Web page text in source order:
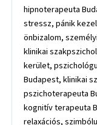
hipnoterapeuta
stressz, pánik
önbizalom,
klinikai
kerület,
Budapest, klinikai
pszichoterapeuta
kognitív terapeuta
relaxációs,